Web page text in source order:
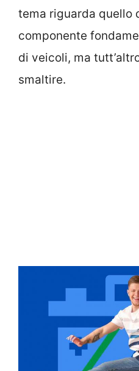
tema riguarda quello
componente
di veicoli, ma
smaltire.